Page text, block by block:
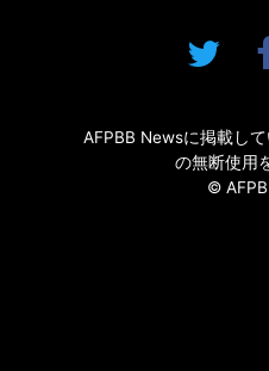
AFPBB Newsに掲載し
の無断使用
©